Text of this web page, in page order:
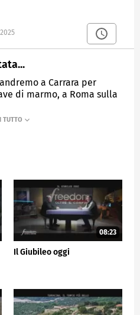
a Carrara per
di marmo, a Roma sulla
08:23
Il Giubileo oggi